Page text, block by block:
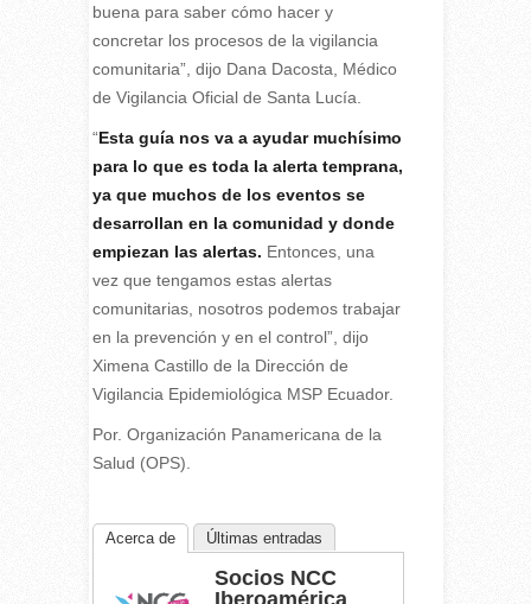
buena para saber cómo hacer y
concretar los procesos de la vigilancia
comunitaria”, dijo Dana Dacosta, Médico
de Vigilancia Oficial de Santa Lucía.
“Esta guía nos va a ayudar muchísimo
para lo que es toda la alerta temprana,
ya que muchos de los eventos se
desarrollan en la comunidad y donde
empiezan las alertas. Entonces, una
vez que tengamos estas alertas
comunitarias, nosotros podemos trabajar
en la prevención y en el control”, dijo
Ximena Castillo de la Dirección de
Vigilancia Epidemiológica MSP Ecuador.
Por. Organización Panamericana de la
Salud (OPS).
Acerca de Últimas entradas
Socios NCC
Iberoamérica